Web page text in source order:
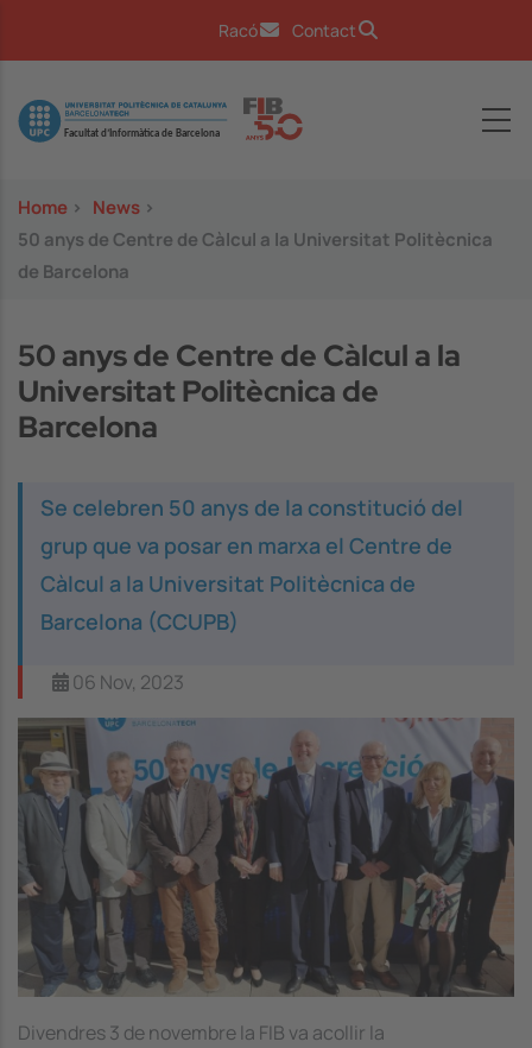
Racó Contact
Image
Home > News >
50 anys de Centre de Càlcul a la Universitat Politècnica
de Barcelona
50 anys de Centre de Càlcul a la
Universitat Politècnica de
Barcelona
Se celebren 50 anys de la constitució del
grup que va posar en marxa el Centre de
Càlcul a la Universitat Politècnica de
Barcelona (CCUPB)
06 Nov, 2023
Image
Divendres 3 de novembre la FIB va acollir la